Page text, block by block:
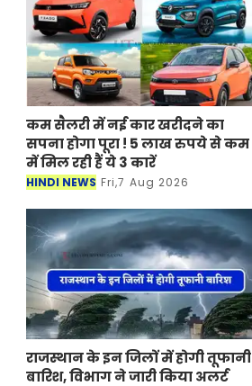
कम सैलरी में नई कार खरीदने का
सपना होगा पूरा ! 5 लाख रुपये से कम
में मिल रही हैं ये 3 कारें
HINDI NEWS Fri,7 Aug 2026
राजस्थान के इन जिलों में होगी तूफानी
बारिश, विभाग ने जारी किया अलर्ट